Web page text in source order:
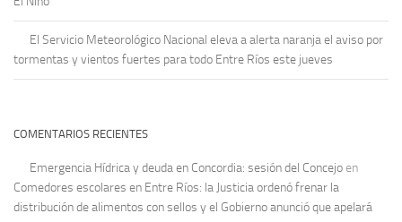
El Servicio Meteorológico Nacional eleva a alerta naranja el aviso por
tormentas y vientos fuertes para todo Entre Ríos este jueves
COMENTARIOS RECIENTES
Emergencia Hídrica y deuda en Concordia: sesión del Concejo en
Comedores escolares en Entre Ríos: la Justicia ordenó frenar la
distribución de alimentos con sellos y el Gobierno anunció que apelará